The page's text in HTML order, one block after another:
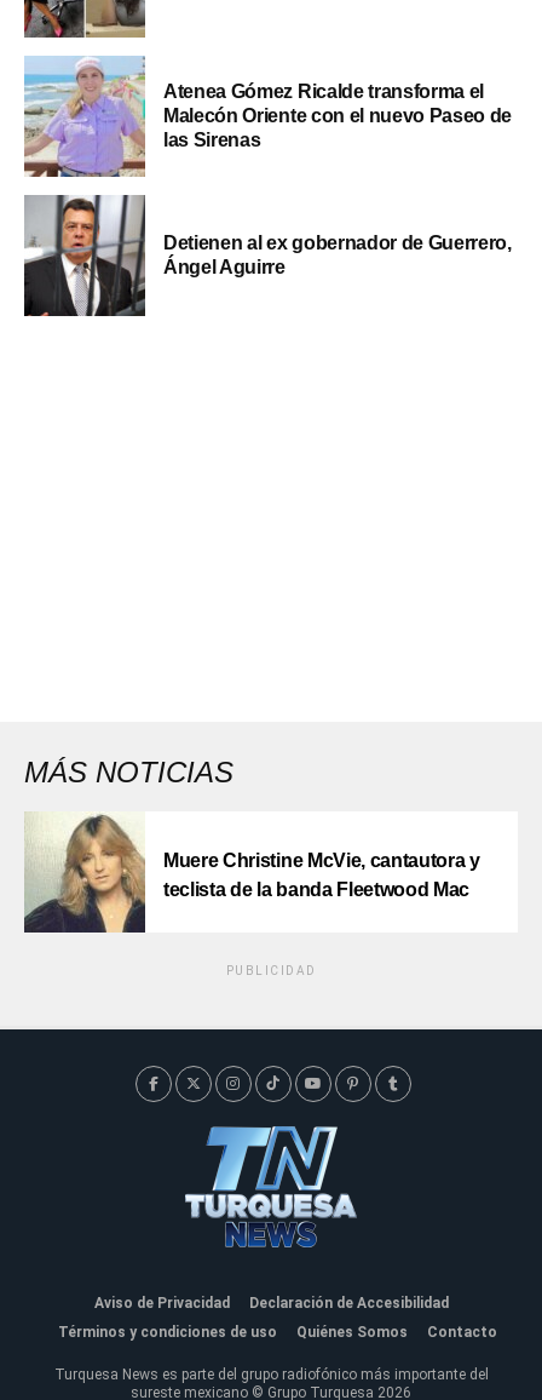
Atenea Gómez Ricalde transforma el
Malecón Oriente con el nuevo Paseo de
las Sirenas
Detienen al ex gobernador de Guerrero,
Ángel Aguirre
MÁS NOTICIAS
Muere Christine McVie, cantautora y
teclista de la banda Fleetwood Mac
PUBLICIDAD
Aviso de Privacidad
Declaración de Accesibilidad
Términos y condiciones de uso
Quiénes Somos Contacto
Turquesa News es parte del grupo radiofónico más importante del
sureste mexicano © Grupo Turquesa 2026